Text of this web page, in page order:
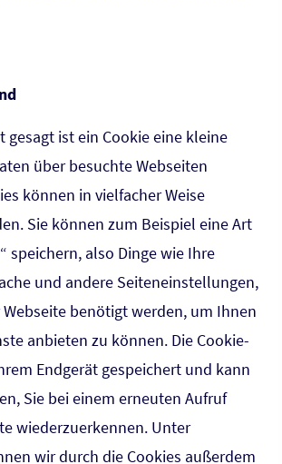
gesagt ist ein Cookie eine kleine
über besuchte Webseiten
können in vielfacher Weise
Sie können zum Beispiel eine Art
speichern, also Dinge wie Ihre
und andere Seiteneinstellungen,
benötigt werden, um Ihnen
anbieten zu können. Die Cookie-
Endgerät gespeichert und kann
Sie bei einem erneuten Aufruf
wiederzuerkennen. Unter
wir durch die Cookies außerdem